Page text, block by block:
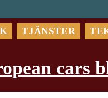
TJÄNSTER
cars